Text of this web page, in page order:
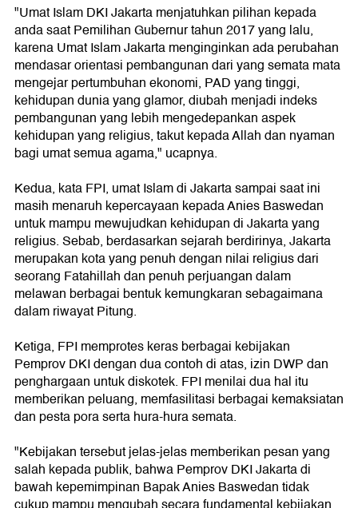
"Umat Islam DKI Jakarta menjatuhkan pilihan kepada
anda saat Pemilihan Gubernur tahun 2017 yang lalu,
karena Umat Islam Jakarta menginginkan ada perubahan
mendasar orientasi pembangunan dari yang semata mata
mengejar pertumbuhan ekonomi, PAD yang tinggi,
kehidupan dunia yang glamor, diubah menjadi indeks
pembangunan yang lebih mengedepankan aspek
kehidupan yang religius, takut kepada Allah dan nyaman
bagi umat semua agama," ucapnya.
Kedua, kata FPI, umat Islam di Jakarta sampai saat ini
masih menaruh kepercayaan kepada Anies Baswedan
untuk mampu mewujudkan kehidupan di Jakarta yang
religius. Sebab, berdasarkan sejarah berdirinya, Jakarta
merupakan kota yang penuh dengan nilai religius dari
seorang Fatahillah dan penuh perjuangan dalam
melawan berbagai bentuk kemungkaran sebagaimana
dalam riwayat Pitung.
Ketiga, FPI memprotes keras berbagai kebijakan
Pemprov DKI dengan dua contoh di atas, izin DWP dan
penghargaan untuk diskotek. FPI menilai dua hal itu
memberikan peluang, memfasilitasi berbagai kemaksiatan
dan pesta pora serta hura-hura semata.
"Kebijakan tersebut jelas-jelas memberikan pesan yang
salah kepada publik, bahwa Pemprov DKI Jakarta di
bawah kepemimpinan Bapak Anies Baswedan tidak